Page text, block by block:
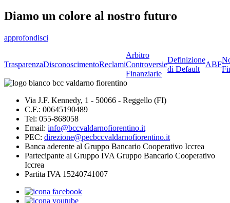
Diamo un colore al nostro futuro
approfondisci
TrasparenzaDisconoscimentoReclami
Arbitro
Controversie
Finanziarie
Definizione
di Default
ABF
Via J.F. Kennedy, 1 - 50066 - Reggello (FI)
C.F.: 00645190489
Tel: 055-868058
Email: info@bccvaldarnofiorentino.it
PEC: direzione@pecbccvaldarnofiorentino.it
Banca aderente al Gruppo Bancario Cooperativo Iccrea
Partecipante al Gruppo IVA Gruppo Bancario Cooperativo
Iccrea
Partita IVA 15240741007